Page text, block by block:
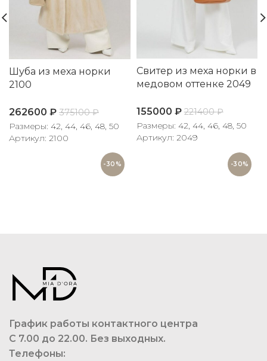
-30%
Шуба из меха норки
2100
262600 ₽ 375100₽
Размеры: 42, 44, 46, 48, 50
Артикул: 2100
-30%
Свитер из меха норки в
медовом оттенке 2049
155000 ₽ 221400₽
Размеры: 42, 44, 46, 48, 50
Артикул: 2049
График работы контактного центра
С 7.00 до 22.00. Без выходных.
Телефоны: